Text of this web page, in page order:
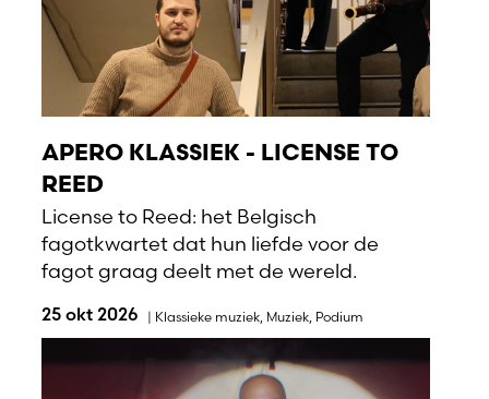
APERO KLASSIEK - LICENSE TO
REED
License to Reed: het Belgisch
fagotkwartet dat hun liefde voor de
fagot graag deelt met de wereld.
25 okt 2026 | Klassieke muziek Muziek Podium